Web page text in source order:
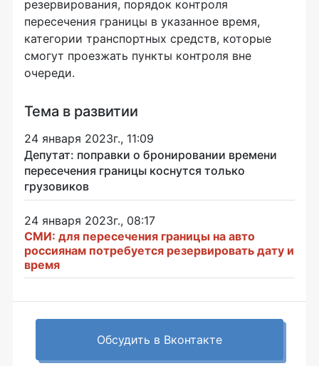
резервирования, порядок контроля
пересечения границы в указанное время,
категории транспортных средств, которые
смогут проезжать пункты контроля вне
очереди.
Тема в развитии
24 января 2023г., 11:09
Депутат: поправки о бронировании времени
пересечения границы коснутся только
грузовиков
24 января 2023г., 08:17
СМИ: для пересечения границы на авто
россиянам потребуется резервировать дату и
время
Обсудить в Вконтакте